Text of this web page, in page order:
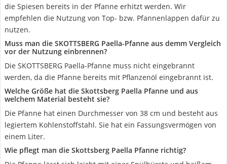
die Spiesen bereits in der Pfanne erhitzt werden. Wir
empfehlen die Nutzung von Top- bzw. Pfannenlappen dafür zu
nutzen.
Muss man die SKOTTSBERG Paella-Pfanne aus demm Vergleich
vor der Nutzung einbrennen?
Die SKOTTSBERG Paella-Pfanne muss nicht eingebrannt
werden, da die Pfanne bereits mit Pflanzenöl eingebrannt ist.
Welche Größe hat die Skottsberg Paella Pfanne und aus
welchem Material besteht sie?
Die Pfanne hat einen Durchmesser von 38 cm und besteht aus
legiertem Kohlenstoffstahl. Sie hat ein Fassungsvermögen von
einem Liter.
Wie pflegt man die Skottsberg Paella Pfanne richtig?